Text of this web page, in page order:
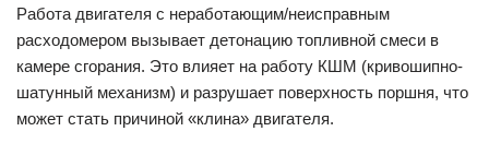
Работа двигателя с неработающим/неисправным
расходомером вызывает детонацию топливной смеси в
камере сгорания. Это влияет на работу КШМ (кривошипно-
шатунный механизм) и разрушает поверхность поршня, что
может стать причиной «клина» двигателя.